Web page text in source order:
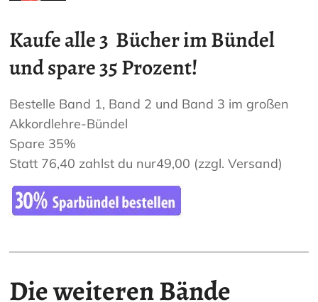
Kaufe alle 3 Bücher im Bündel
und spare 35 Prozent!
Bestelle Band 1, Band 2 und Band 3 im großen
Akkordlehre-Bündel
Spare 35%
Statt 76,40 zahlst du nur49,00 (zzgl. Versand)
Die weiteren Bände